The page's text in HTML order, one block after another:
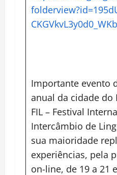
Importante evento
anual da cidade do
FIL – Festival
Intercâmbio de
sua maioridade
experiências, pela
on-line, de 19 a 21